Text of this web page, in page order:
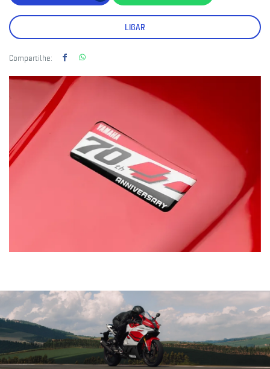
LIGAR
Compartilhe: